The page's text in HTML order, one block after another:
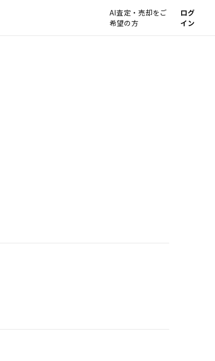
AI査定・売却をご
希望の方
ログ
イン